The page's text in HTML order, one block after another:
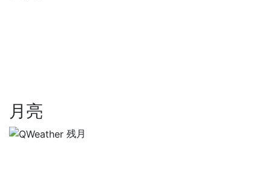
月亮
残月